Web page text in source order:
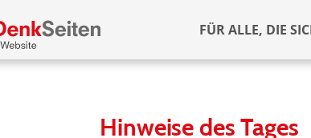
FÜR ALLE, DIE
Hinweise des Tages